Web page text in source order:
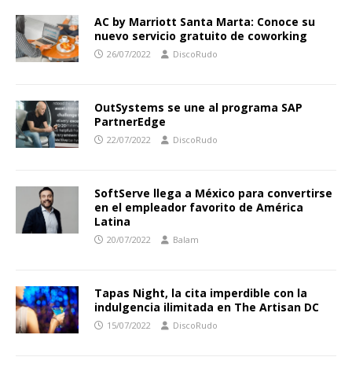
AC by Marriott Santa Marta: Conoce su
nuevo servicio gratuito de coworking
26/07/2022 DiscoRudo
OutSystems se une al programa SAP
PartnerEdge
22/07/2022 DiscoRudo
SoftServe llega a México para convertirse
en el empleador favorito de América
Latina
20/07/2022 Balam
Tapas Night, la cita imperdible con la
indulgencia ilimitada en The Artisan DC
15/07/2022 DiscoRudo